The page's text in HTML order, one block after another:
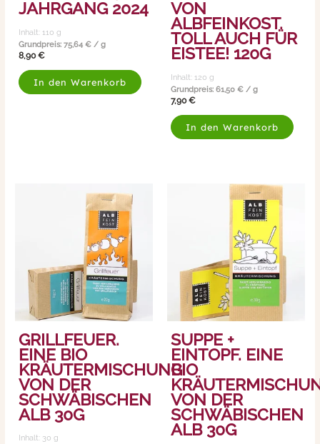
JAHRGANG 2024
Inhalt: 110g
Grundpreis:75,64€ /g
8,90€
In den Warenkorb
VON
ALBFEINKOST.
TOLL AUCH FÜR
EISTEE! 120G
Inhalt: 120 g
Grundpreis: 61,50 € / g
7,90€
In den Warenkorb
GRILLFEUER.
EINE BIO
KRÄUTERMISCHUNG
VON DER
SCHWÄBISCHEN
ALB 30G
Inhalt: 30g
SUPPE +
EINTOPF. EINE
BIO
VON DER
SCHWÄBISCHEN
ALB 30G